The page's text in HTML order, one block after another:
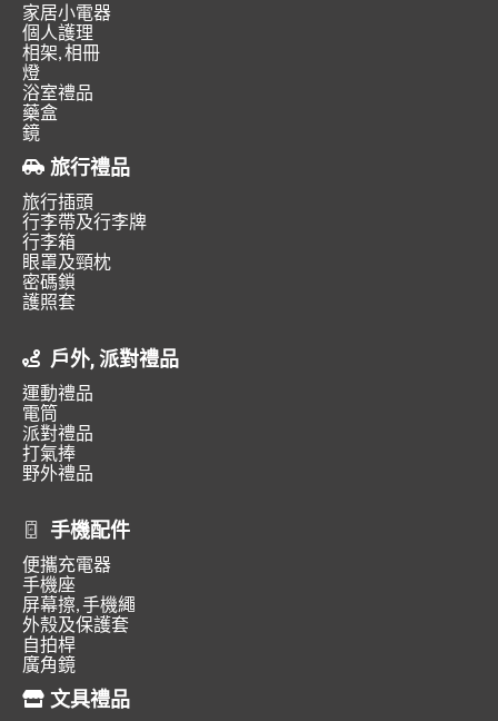
家居小電器
個人護理
相架, 相冊
燈
浴室禮品
藥盒
鏡
旅行禮品
旅行插頭
行李帶及行李牌
行李箱
眼罩及頸枕
密碼鎖
護照套
戶外, 派對禮品
運動禮品
電筒
派對禮品
打氣捧
野外禮品
手機配件
便攜充電器
手機座
屏幕擦, 手機繩
外殼及保護套
自拍桿
廣角鏡
文具禮品